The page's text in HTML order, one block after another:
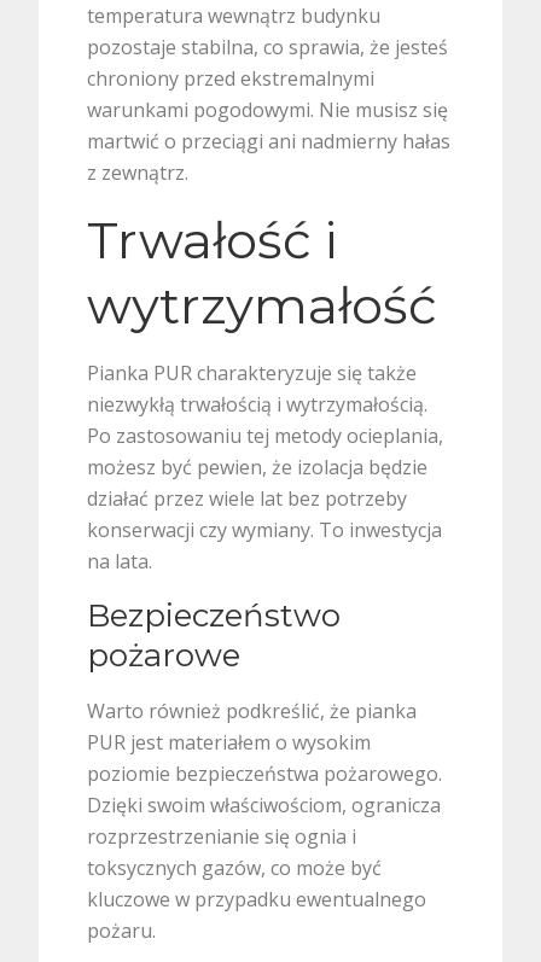
temperatura wewnątrz budynku
pozostaje stabilna, co sprawia, że jesteś
chroniony przed ekstremalnymi
warunkami pogodowymi. Nie musisz się
martwić o przeciągi ani nadmierny hałas
z zewnątrz.
Trwałość i
wytrzymałość
Pianka PUR charakteryzuje się także
niezwykłą trwałością i wytrzymałością.
Po zastosowaniu tej metody ocieplania,
możesz być pewien, że izolacja będzie
działać przez wiele lat bez potrzeby
konserwacji czy wymiany. To inwestycja
na lata.
Bezpieczeństwo
pożarowe
Warto również podkreślić, że pianka
PUR jest materiałem o wysokim
poziomie bezpieczeństwa pożarowego.
Dzięki swoim właściwościom, ogranicza
rozprzestrzenianie się ognia i
toksycznych gazów, co może być
kluczowe w przypadku ewentualnego
pożaru.